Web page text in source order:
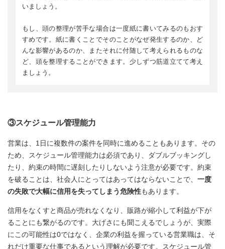
いましょう。
もし、頭の整理が苦手な場合は一度紙に書いてみるのもおす
すめです。紙に書くことでそのことがなぜ発生するのか、ど
んな影響があるのか、またそれに付随して考えられるものな
ど、頭を整理することができます。少しずつ筋道立てて考え
ましょう。
③スケジュール管理能力
営業は、1日に複数件の案件を同時に進めることもあります。その
ため、スケジュール管理能力は必須であり、ダブルブッキングし
たり、約束の時間に遅刻したりしないよう注意が必要です。約束
を破ることは、社会人にとってはあってはならないことで、 一度
の失敗で大幅に信用を失ってしまう危険性もあります。
信用をなくすと商品が売れなくなり、販路が縮小して利益が下が
ることにも繋がるのです。大げさにも聞こえるでしょうが、実際
にこの可能性は0ではなく、企業の利益を握っている営業職は、そ
れだけ重要な仕事であるという理解が必要です。スケジュール管